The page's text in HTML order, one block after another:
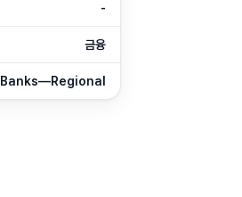
-
금융
Banks—Regional